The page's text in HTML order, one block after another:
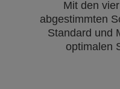
Mit den
abgestimmten
Standard und
optimalen